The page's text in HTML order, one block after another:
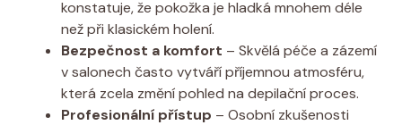
konstatuje, že pokožka je hladká mnohem déle
než při klasickém holení.
Bezpečnost a komfort – Skvělá péče a zázemí
v salonech často vytváří příjemnou atmosféru,
která zcela změní pohled na depilační proces.
Profesionální přístup – Osobní zkušenosti